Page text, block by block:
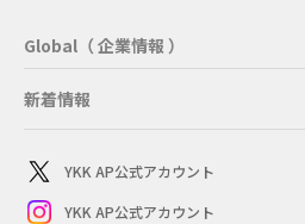
Global（ 企業情報 ）
新着情報
YKK AP公式アカウント
YKK AP公式アカウント